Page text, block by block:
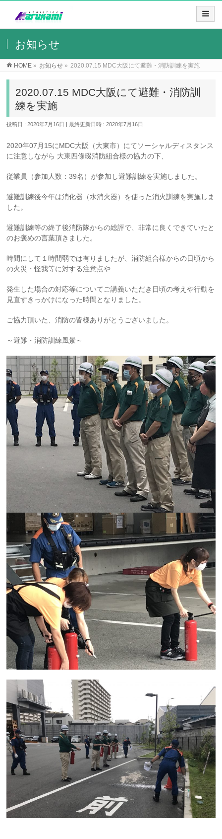
お知らせ
HOME » お知らせ » 2020.07.15 MDC大阪にて避難・消防訓練を実施
2020.07.15 MDC大阪にて避難・消防訓
練を実施
投稿日 : 2020年7月16日 最終更新日時 : 2020年7月16日
2020年07月15にMDC大阪（大東市）にてソーシャルディスタンス
に注意しながら 大東四條畷消防組合様の協力の下、
従業員（参加人数：39名）が参加し避難訓練を実施しました。
避難訓練後今年は消化器（水消火器）を使った消火訓練を実施しま
した。
避難訓練等の終了後消防隊からの総評で、非常に良くできていたと
のお褒めの言葉頂きました。
時間にして１時間弱では有りましたが、消防組合様からの日頃から
の火災・怪我等に対する注意点や
発生した場合の対応等についてご講義いただき日頃の考えや行動を
見直すきっかけになった時間となりました。
ご協力頂いた、消防の皆様ありがとうございました。
～避難・消防訓練風景～